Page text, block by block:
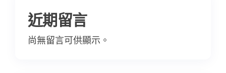
近期留言
尚無留言可供顯示。